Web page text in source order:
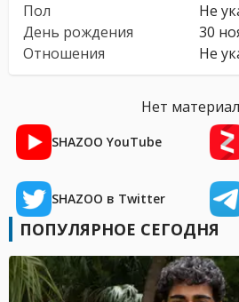
Пол
Не
День рождения
30
Отношения
Не
Нет
SHAZOO YouTube
SHAZOO в Twitter
ПОПУЛЯРНОЕ СЕГОДНЯ